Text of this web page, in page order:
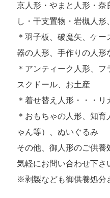
京人形・やまと人形・奈
し・干支置物・岩槻人形
＊羽子板、破魔矢、ケ
器の人形、手作りの人形
＊アンティーク人形、
スクドール、お土産
＊着せ替え人形・・・
＊おもちゃの人形、知
ゃん等）、ぬいぐるみ
その他、御人形のご供養
気軽にお問い合わせ下さ
※剥製なども御供養処分